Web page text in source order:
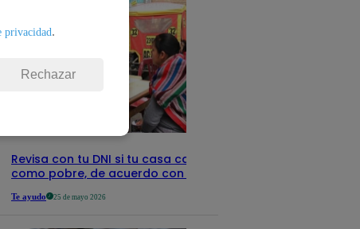
Revisa con tu DNI si tu casa califica
como pobre, de acuerdo con el Sisfoh
Te ayudo 25 de mayo 2026
privacidad.
Rechazar